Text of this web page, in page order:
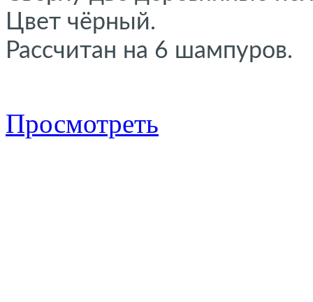
Цвет чёрный.
Рассчитан на 6 шампуров.
Просмотреть